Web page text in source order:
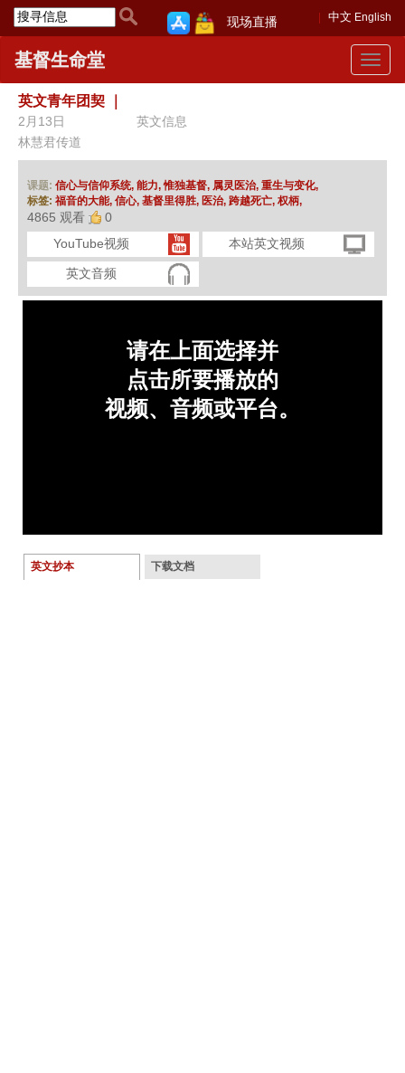
中文 English
现场直播
Toggle
基督生命堂
英文青年团契
2月13日
英文信息
林慧君传道
课题: 信心与信仰系统, 能力,惟独基督, 属灵医治, 重生与变化,
标签: 福音的大能, 信心, 基督里得胜, 医治, 跨越死亡, 权柄,
4865 观看
0
YouTube视频
本站英文视频
英文音频
英文抄本 下载文档